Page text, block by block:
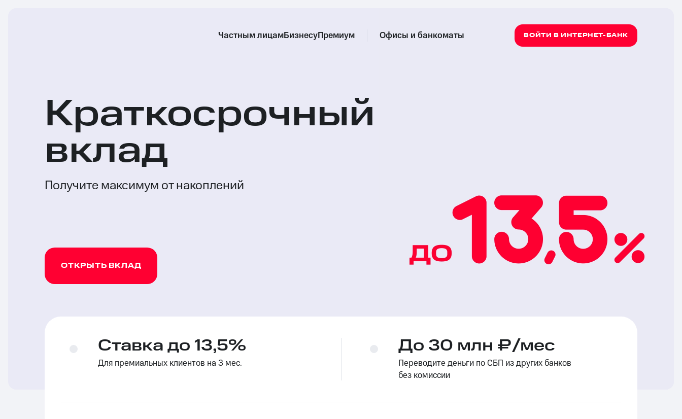
Частным лицамБизнесуПремиум Офисы и банкоматы ВОЙТИ В ИНТЕРНЕТ-БАНК
Краткосрочный
вклад
Получите максимум от накоплений
ОТКРЫТЬ ВКЛАД
Ставка до 13,5%
Для премиальных клиентов на 3 мес.
До 30 млн ₽/мес
Переводите деньги по СБП из других банков
без комиссии